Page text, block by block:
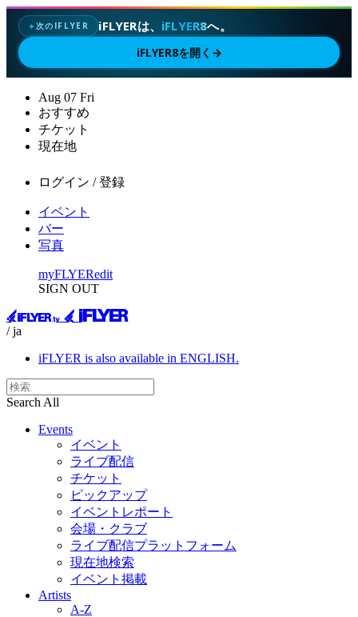
✦次のIFLYER iFLYERは、 iFLYER8へ。
iFLYER8を開く →
Aug 07 Fri
おすすめ
チケット
現在地
ログイン / 登録
イベント
バー
写真
myFLYERedit
SIGN OUT
/ ja
iFLYER is also available in ENGLISH.
Search All
Events
イベント
ライブ配信
チケット
ピックアップ
イベントレポート
会場・クラブ
ライブ配信プラットフォーム
現在地検索
イベント掲載
Artists
A-Z